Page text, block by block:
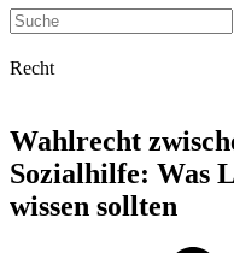
Open
mobile
menu
Close
mobile
menu
Search
Recht
Wahlrecht
Sozialhilfe: Was
wissen sollten